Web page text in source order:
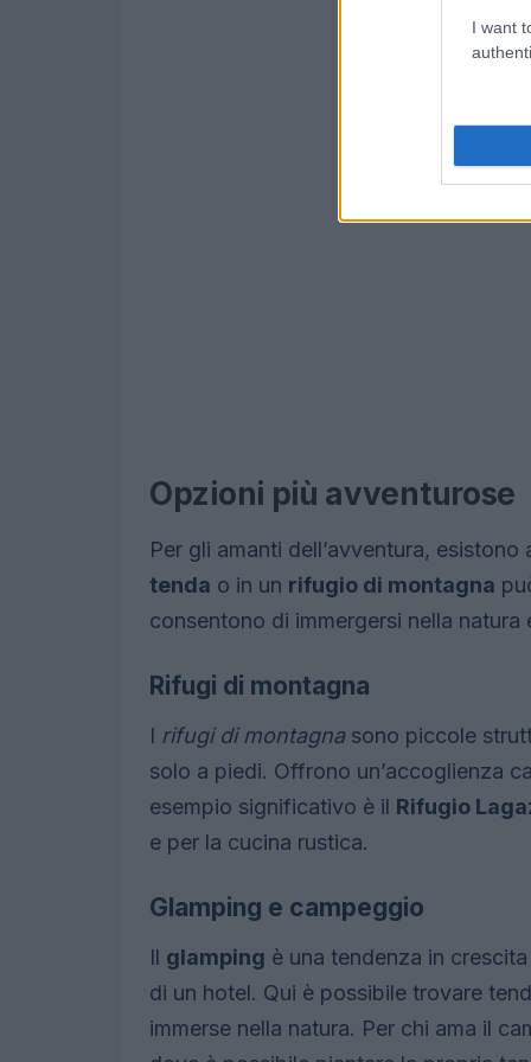
I want
Opzioni più avventurose
Per gli amanti dell’avventura,
tenda o in un rifugio di montagna
consentono di immergersi nella
Rifugi di montagna
I rifugi di montagnasono piccole
solo a piedi. Offrono un’accoglienza
esempio significativo è il Rifugio
e per la cucina rustica.
Glamping e campeggio
Il glamping è una tendenza in
di un hotel. Qui è possibile trovare
immerse nella natura. Per chi ama il